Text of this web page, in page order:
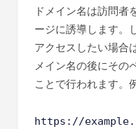
ドメイン名は訪問者
ージに誘導します。
アクセスしたい場合
メイン名の後にその
ことで行われます。
https://